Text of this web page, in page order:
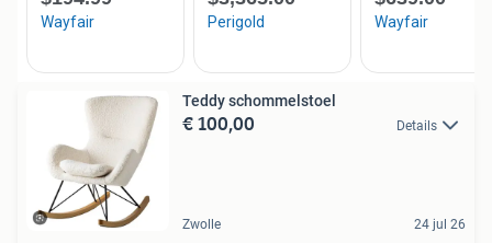
Teddy schommelstoel
€ 100,00 Details
Zwolle 24 jul 26